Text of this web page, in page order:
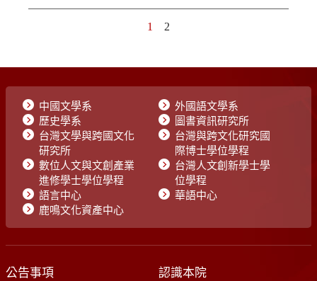
中國文學系
外國語文學系
歷史學系
圖書資訊研究所
台灣文學與跨國文化
研究所
台灣與跨文化研究國
際博士學位學程
數位人文與文創產業
進修學士學位學程
台灣人文創新學士學
位學程
語言中心
華語中心
鹿鳴文化資產中心
公告事項 認識本院